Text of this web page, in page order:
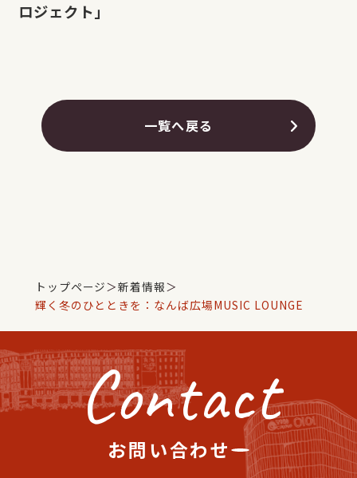
ロジェクト」
一覧へ戻る
トップページ＞新着情報＞
輝く冬のひとときを：なんば広場MUSIC LOUNGE
Contact
お問い合わせ